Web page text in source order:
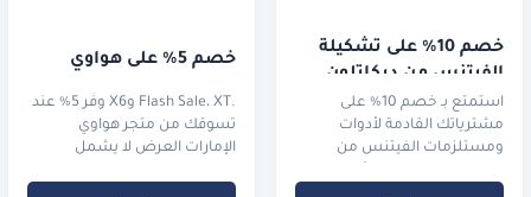
خصم 10% على تشكيلة
الفيتنس من ديكاتلون
استمتع بـ خصم 10% على
مشترياتك القادمة لأدوات
ومستلزمات الفيتنس من
خصم 5% على هواوي
.Flash Sale، XT وX6 وفّر 5% عند
تسوقك من متجر هواوي
الإمارات العرض لا يشمل